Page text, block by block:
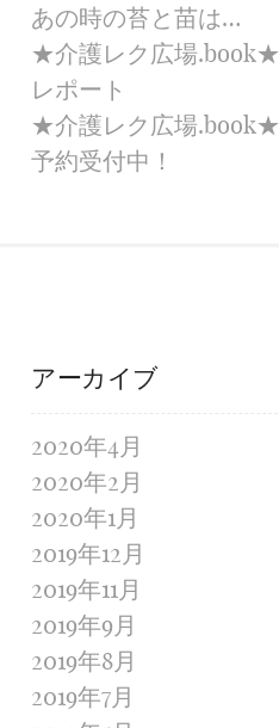
あの時の苔と苗は…
★介護レク広場
レポート
★介護レク広場
予約受付中！
アーカイブ
2020年4月
2020年2月
2020年1月
2019年12月
2019年11月
2019年9月
2019年8月
2019年7月